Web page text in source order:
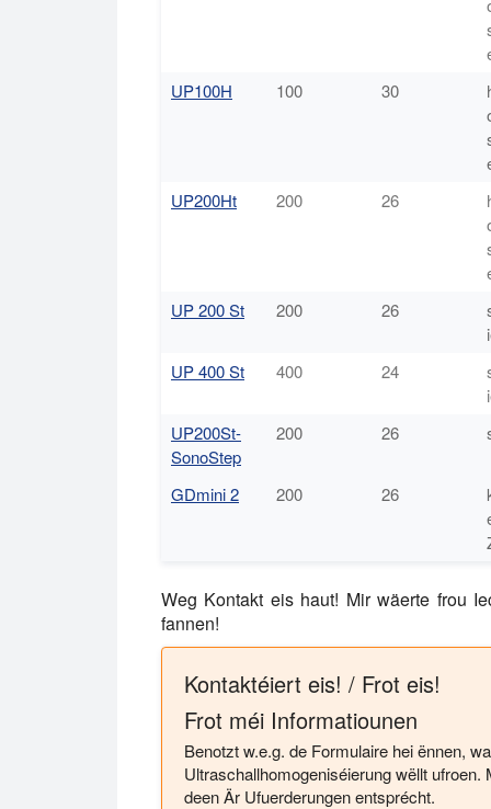
UP100H 100 30
UP200Ht 200 26
UP 200 St 200 26
UP 400 St 400 24
UP200St-
SonoStep
200 26
GDmini 2 200 26
Weg Kontakt eis haut! Mir wäerte frou
fannen!
Kontaktéiert eis! / Frot eis!
Frot méi Informatiounen
Benotzt w.e.g. de Formulaire hei ënnen,
Ultraschallhomogeniséierung wëllt
deen Är Ufuerderungen entsprécht.